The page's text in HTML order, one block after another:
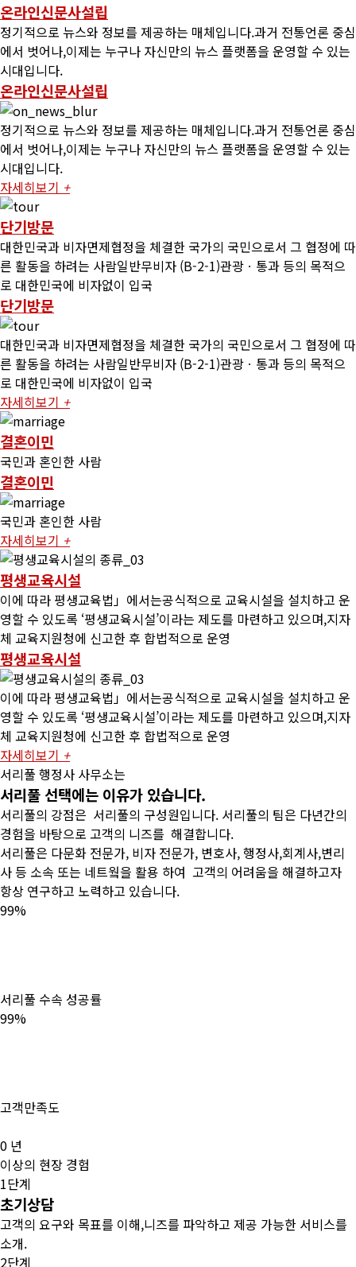
온라인신문사설립
정기적으로 뉴스와 정보를 제공하는 매체입니다.과거 전통언론 중심
에서 벗어나,이제는 누구나 자신만의 뉴스 플랫폼을 운영할 수 있는
시대입니다.
온라인신문사설립
정기적으로 뉴스와 정보를 제공하는 매체입니다.과거 전통언론 중심
에서 벗어나,이제는 누구나 자신만의 뉴스 플랫폼을 운영할 수 있는
시대입니다.
자세히보기 +
단기방문
대한민국과 비자면제협정을 체결한 국가의 국민으로서 그 협정에 따
른 활동을 하려는 사람일반무비자 (B-2-1)관광ㆍ통과 등의 목적으
로 대한민국에 비자없이 입국
단기방문
대한민국과 비자면제협정을 체결한 국가의 국민으로서 그 협정에 따
른 활동을 하려는 사람일반무비자 (B-2-1)관광ㆍ통과 등의 목적으
로 대한민국에 비자없이 입국
자세히보기 +
결혼이민
국민과 혼인한 사람
결혼이민
국민과 혼인한 사람
자세히보기 +
평생교육시설
이에 따라 평생교육법」에서는공식적으로 교육시설을 설치하고 운
영할 수 있도록 ‘평생교육시설’이라는 제도를 마련하고 있으며,지자
체 교육지원청에 신고한 후 합법적으로 운영
평생교육시설
이에 따라 평생교육법」에서는공식적으로 교육시설을 설치하고 운
영할 수 있도록 ‘평생교육시설’이라는 제도를 마련하고 있으며,지자
체 교육지원청에 신고한 후 합법적으로 운영
자세히보기 +
서리풀 행정사 사무소는
서리풀 선택에는 이유가 있습니다.
서리풀의 강점은 서리풀의 구성원입니다. 서리풀의 팀은 다년간의
경험을 바탕으로 고객의 니즈를 해결합니다.
서리풀은 다문화 전문가, 비자 전문가, 변호사, 행정사,회계사,변리
사 등 소속 또는 네트웤을 활용 하여 고객의 어려움을 해결하고자
항상 연구하고 노력하고 있습니다.
99%
서리풀 수속 성공률
99%
고객만족도
0 년
이상의 현장 경험
1단계
초기상담
고객의 요구와 목표를 이해,니즈를 파악하고 제공 가능한 서비스를
소개.
2단계